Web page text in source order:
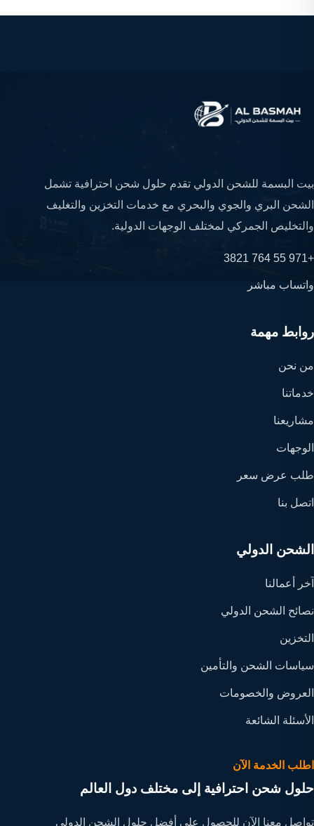
بيت البسمة للشحن الدولي تقدم حلول شحن احترافية تشمل
الشحن البري والجوي والبحري مع خدمات التخزين والتغليف
والتخليص الجمركي لمختلف الوجهات الدولية.
+971 55 764 3821
واتساب مباشر
روابط مهمة
من نحن
خدماتنا
مشاريعنا
الوجهات
طلب عرض سعر
اتصل بنا
الشحن الدولي
آخر أعمالنا
نصائح الشحن الدولي
التخزين
سياسات الشحن والتأمين
العروض والخصومات
الأسئلة الشائعة
اطلب الخدمة الآن
حلول شحن احترافية إلى مختلف دول العالم
تواصل معنا الآن للحصول على أفضل حلول الشحن الدولي